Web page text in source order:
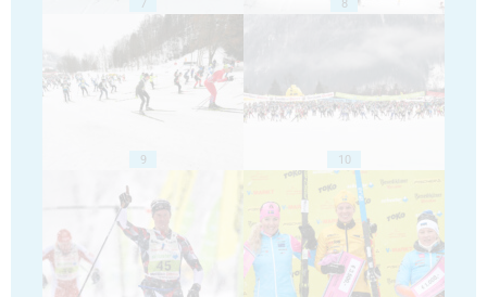
7 8
9 10